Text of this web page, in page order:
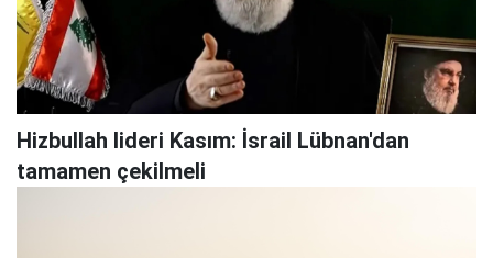
Hizbullah lideri Kasım: İsrail Lübnan'dan
tamamen çekilmeli